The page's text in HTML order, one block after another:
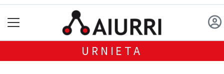
URNIETA